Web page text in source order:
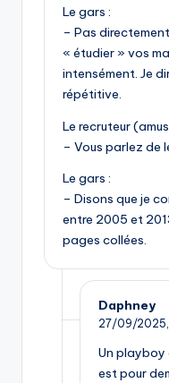
Le gars :
– Pas
« étudier » vos
intensément. Je
répétitive.
Le recruteur
– Vous parlez de
Le gars :
– Disons que je
entre 2005 et
pages collées.
Daphney
27/09/2025,
Un playboy
est pour